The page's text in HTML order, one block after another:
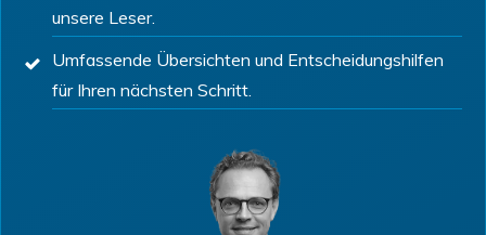
unsere Leser.
Umfassende Übersichten und Entscheidungshilfen
für Ihren nächsten Schritt.